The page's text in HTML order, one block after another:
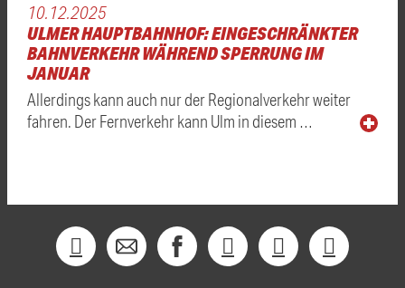
10.12.2025
ULMER HAUPTBAHNHOF: EINGESCHRÄNKTER
BAHNVERKEHR WÄHREND SPERRUNG IM
JANUAR
Allerdings kann auch nur der Regionalverkehr weiter
fahren. Der Fernverkehr kann Ulm in diesem …